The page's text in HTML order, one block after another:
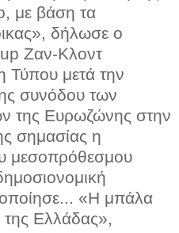
με βάση τα
δήλωσε ο
Ζαν-Kλοντ
Τύπου μετά την
συνόδου των
της Ευρωζώνης στην
σημασίας η
μεσοπρόθεσμου
«Η μπάλα
της Ελλάδας»,